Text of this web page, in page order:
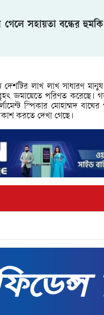
গেলে সহায়তা বন্ধের হুমকি
দেশটির লাখ লাখ সাধারণ
জমায়েতে পরিণত করেছে।
স্পিকার মোহাম্মদ
করতে দেখা গেছে।